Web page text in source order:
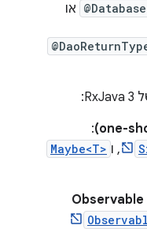
@Database או
:
, ו Maybe<T>